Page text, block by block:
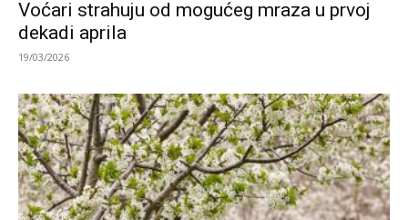
Voćari strahuju od mogućeg mraza u prvoj
dekadi aprila
19/03/2026